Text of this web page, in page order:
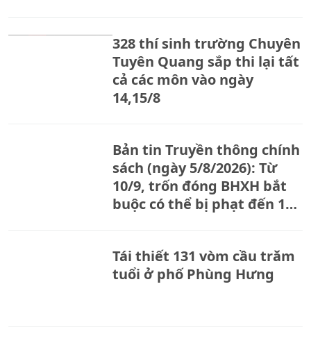
328 thí sinh trường Chuyên
Tuyên Quang sắp thi lại tất
cả các môn vào ngày
14,15/8
Bản tin Truyền thông chính
sách (ngày 5/8/2026): Từ
10/9, trốn đóng BHXH bắt
buộc có thể bị phạt đến 150
Tái thiết 131 vòm cầu trăm
tuổi ở phố Phùng Hưng